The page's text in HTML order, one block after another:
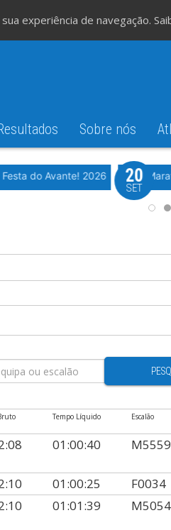
Sobre nós
Evento WeTiming
Festa do Avante! 2026 Meia
20
SET
Tempo Líquido Escalão
01:00:40 M5559
01:00:25 F0034
01:01:39 M5054
experiência de navegação.